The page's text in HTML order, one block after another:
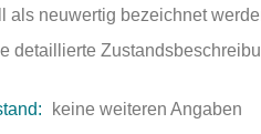
als neuwertig bezeichnet
detaillierte
keine weiteren Angaben